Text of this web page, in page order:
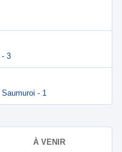
- 3
- 1
À VENIR